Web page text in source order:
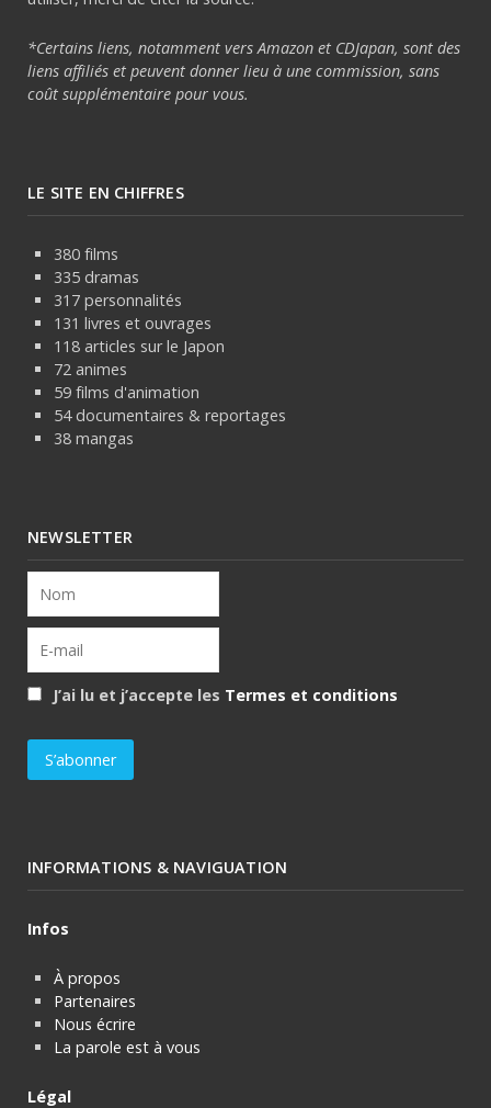
*Certains liens, notamment vers Amazon et CDJapan, sont des
liens affiliés et peuvent donner lieu à une commission, sans
coût supplémentaire pour vous.
LE SITE EN CHIFFRES
380 films
335 dramas
317 personnalités
131 livres et ouvrages
118 articles sur le Japon
72 animes
59 films d'animation
54 documentaires & reportages
38 mangas
NEWSLETTER
J’ai lu et j’accepte les Termes et conditions
INFORMATIONS & NAVIGUATION
Infos
À propos
Partenaires
Nous écrire
La parole est à vous
Légal